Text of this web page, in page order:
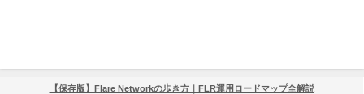
【保存版】Flare Networkの歩き方｜FLR運用ロードマップ全解説